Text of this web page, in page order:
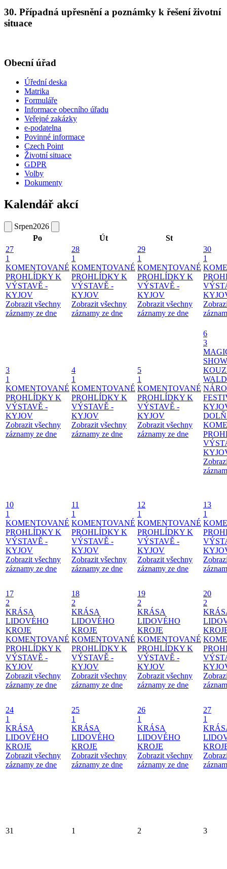
30. Případná upřesnění a poznámky k řešení životní
situace
Obecní úřad
Úřední deska
Matrika
Formuláře
Informace obecního úřadu
Veřejné zakázky
e-podatelna
Povinné informace
Czech Point
Životní situace
GDPR
Volby
Dokumenty
Kalendář akcí
Srpen2026
Po
Út
St
27
1
KOMENTOVANÉ
PROHLÍDKY K
VÝSTAVĚ -
KYJOV
Zobrazit všechny
záznamy ze dne
28
1
KOMENTOVANÉ
PROHLÍDKY K
VÝSTAVĚ -
KYJOV
Zobrazit všechny
záznamy ze dne
29
1
KOMENTOVANÉ
PROHLÍDKY K
VÝSTAVĚ -
KYJOV
Zobrazit všechny
záznamy ze dne
30
1
3
1
KOMENTOVANÉ
PROHLÍDKY K
VÝSTAVĚ -
KYJOV
Zobrazit všechny
záznamy ze dne
4
1
KOMENTOVANÉ
PROHLÍDKY K
VÝSTAVĚ -
KYJOV
Zobrazit všechny
záznamy ze dne
5
1
KOMENTOVANÉ
PROHLÍDKY K
VÝSTAVĚ -
KYJOV
Zobrazit všechny
záznamy ze dne
6
3
10
1
KOMENTOVANÉ
PROHLÍDKY K
VÝSTAVĚ -
KYJOV
Zobrazit všechny
záznamy ze dne
11
1
KOMENTOVANÉ
PROHLÍDKY K
VÝSTAVĚ -
KYJOV
Zobrazit všechny
záznamy ze dne
12
1
KOMENTOVANÉ
PROHLÍDKY K
VÝSTAVĚ -
KYJOV
Zobrazit všechny
záznamy ze dne
13
1
17
2
KRÁSA
LIDOVÉHO
KROJE
KOMENTOVANÉ
PROHLÍDKY K
VÝSTAVĚ -
KYJOV
Zobrazit všechny
záznamy ze dne
18
2
KRÁSA
LIDOVÉHO
KROJE
KOMENTOVANÉ
PROHLÍDKY K
VÝSTAVĚ -
KYJOV
Zobrazit všechny
záznamy ze dne
19
2
KRÁSA
LIDOVÉHO
KROJE
KOMENTOVANÉ
PROHLÍDKY K
VÝSTAVĚ -
KYJOV
Zobrazit všechny
záznamy ze dne
20
2
24
1
KRÁSA
LIDOVÉHO
KROJE
Zobrazit všechny
záznamy ze dne
25
1
KRÁSA
LIDOVÉHO
KROJE
Zobrazit všechny
záznamy ze dne
26
1
KRÁSA
LIDOVÉHO
KROJE
Zobrazit všechny
záznamy ze dne
27
1
31 1 2 3